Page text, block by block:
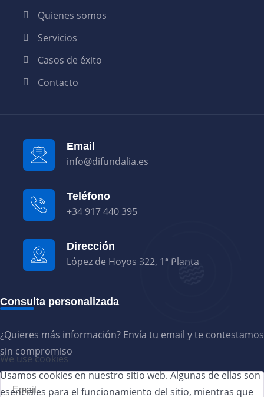
Quienes somos
Servicios
Casos de éxito
Contacto
Email
info@difundalia.es
Teléfono
+34 917 440 395
Dirección
López de Hoyos 322, 1ª Planta
Consulta personalizada
¿Quieres más información? Envía tu email y te contestamos
sin compromiso
We use cookies
Usamos cookies en nuestro sitio web. Algunas de ellas son
esenciales para el funcionamiento del sitio, mientras que